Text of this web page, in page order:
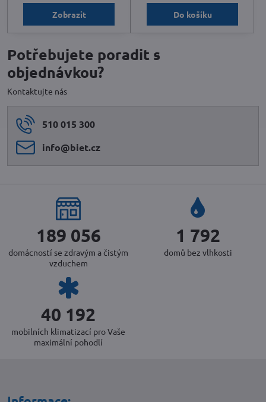
Zobrazit Do košíku
Potřebujete poradit s
objednávkou?
Kontaktujte nás
510 015 300
info​@biet​.cz
205 303
domácností se zdravým a čistým
vzduchem
1 946
domů bez vlhkosti
43 646
mobilních klimatizací pro Vaše
maximální pohodlí